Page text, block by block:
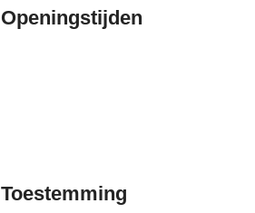
Openingstijden
Toestemming